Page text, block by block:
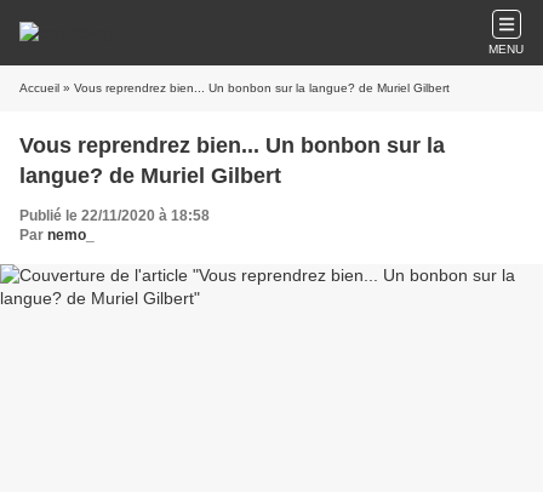
MENU
Accueil » Vous reprendrez bien... Un bonbon sur la langue? de Muriel Gilbert
Vous reprendrez bien... Un bonbon sur la
langue? de Muriel Gilbert
Publié le 22/11/2020 à 18:58
Par nemo_